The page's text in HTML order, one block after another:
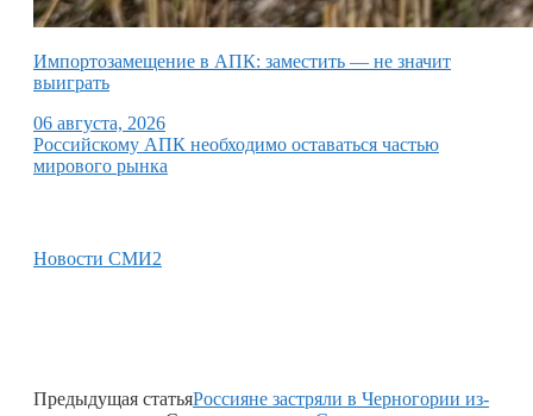
Импортозамещение в АПК: заместить — не значит
выиграть
06 августа, 2026
Российскому АПК необходимо оставаться частью
мирового рынка
Новости СМИ2
Предыдущая статьяРоссияне застряли в Черногории из-